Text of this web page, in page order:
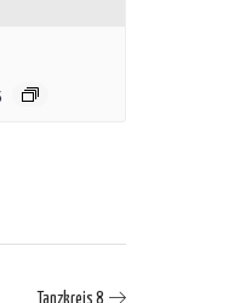
Tanzkreis 8